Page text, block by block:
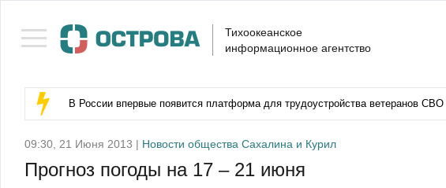
Тихоокеанское
информационное агентство
В России впервые появится платформа для трудоустройства ветеранов СВО
09:30, 21 Июня 2013 | Новости общества Сахалина и Курил
Прогноз погоды на 17 – 21 июня